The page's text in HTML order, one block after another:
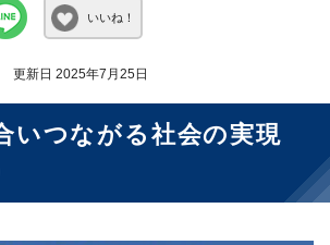
いいね！
更新日 2025年7月25日
いつながる社会の実現